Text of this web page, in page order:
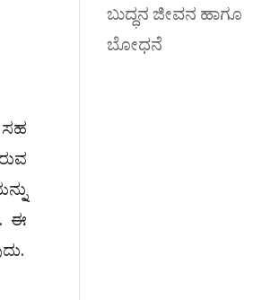
ಈ
ಬುದ್ಧನ ಜೀವನ ಹಾಗೂ
ಬೋಧನೆ